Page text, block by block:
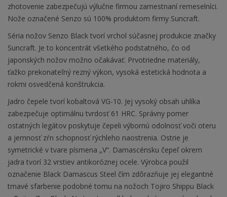
zhotovenie zabezpečujú výlučne firmou zamestnaní remeselníci.
Nože označené Senzo sú 100% produktom firmy Suncraft.
Séria nožov Senzo Black tvorí vrchol súčasnej produkcie značky
Suncraft. Je to koncentrát všetkého podstatného, čo od
japonských nožov možno očakávať. Prvotriedne materiály,
ťažko prekonateľný rezný výkon, vysoká estetická hodnota a
rokmi osvedčená konštrukcia.
Jadro čepele tvorí kobaltová VG-10. Jej vysoký obsah uhlíka
zabezpečuje optimálnu tvrdosť 61 HRC. Správny pomer
ostatných legátov poskytuje čepeli výbornú odolnosť voči oteru
a jemnosť zŕn schopnosť rýchleho naostrenia. Ostrie je
symetrické v tvare písmena „V“. Damascénsku čepeľ okrem
jadra tvorí 32 vrstiev antikoróznej ocele. Výrobca použil
označenie Black Damascus Steel čím zdôrazňuje jej elegantné
tmavé sfarbenie podobné tomu na nožoch Tojiro Shippu Black